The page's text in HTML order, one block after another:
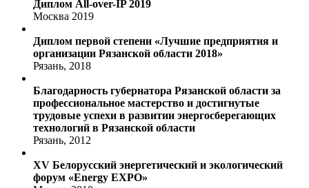
Диплом All-over-IP 2019
Москва 2019
Диплом первой степени «Лучшие предприятия и
организации Рязанской области 2018»
Рязань, 2018
Благодарность губернатора Рязанской области за
профессиональное мастерство и достигнутые
трудовые успехи в развитии энергосберегающих
технологий в Рязанской области
Рязань, 2012
XV Белорусский энергетический и экологический
форум «Energy EXPO»